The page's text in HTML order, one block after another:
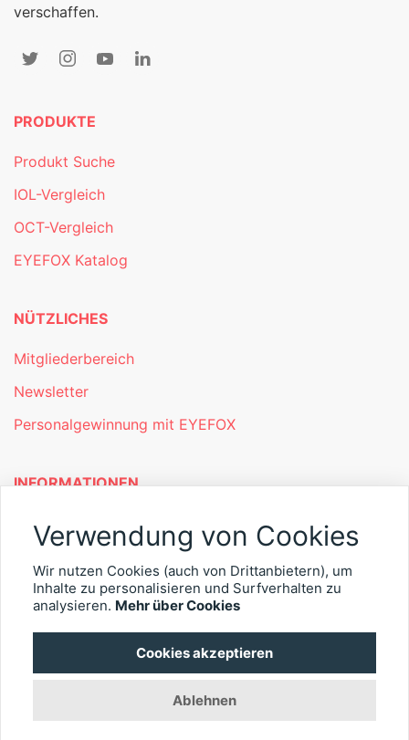
verschaffen.
PRODUKTE
Produkt Suche
IOL-Vergleich
OCT-Vergleich
EYEFOX Katalog
NÜTZLICHES
Mitgliederbereich
Newsletter
Personalgewinnung mit EYEFOX
INFORMATIONEN
Was ist EYEFOX – Ihre Möglichkeiten
Kontakt
© 2026 EYEFOX UG (haftungsbeschränkt)
Verwendung von Cookies
Wir nutzen Cookies (auch von Drittanbietern), um
Inhalte zu personalisieren und Surfverhalten zu
analysieren. Mehr über Cookies
Cookies akzeptieren
Ablehnen